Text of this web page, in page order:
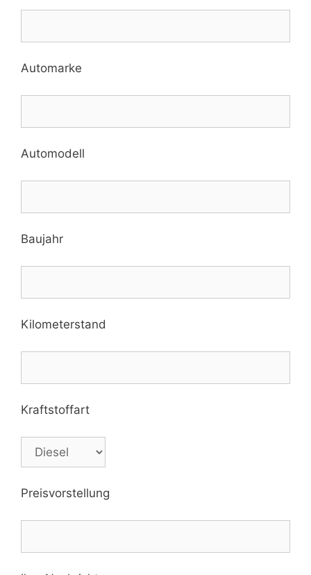
Automarke
Automodell
Baujahr
Kilometerstand
Kraftstoffart
Preisvorstellung